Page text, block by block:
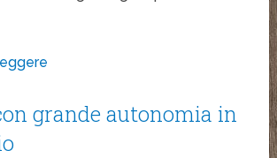
grande autonomia in